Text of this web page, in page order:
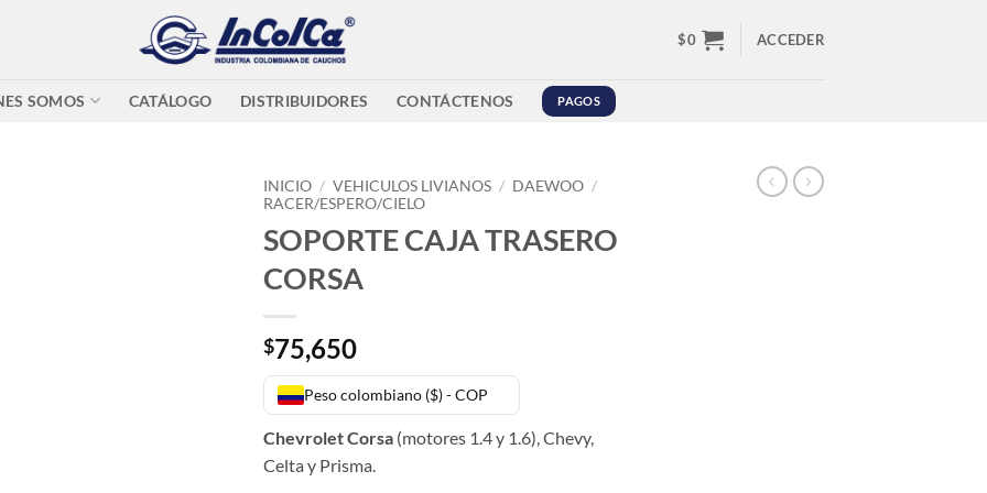
$0 ACCEDER
SOMOS CATÁLOGO DISTRIBUIDORES CONTÁCTENOS PAGOS
INICIO / VEHICULOS LIVIANOS / DAEWOO /
RACER/ESPERO/CIELO
SOPORTE CAJA TRASERO
CORSA
$75,650
Peso colombiano ($) - COP
Chevrolet Corsa (motores 1.4 y 1.6), Chevy,
Celta y Prisma